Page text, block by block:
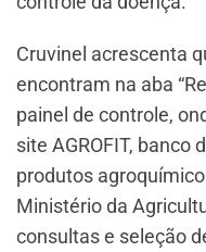
Cruvinel acrescenta
encontram na aba
painel de controle,
site AGROFIT, banco
produtos
Ministério da
consultas e seleção